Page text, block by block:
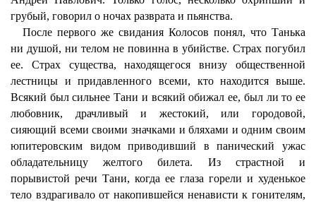
грубый, говорил о ночах разврата и пьянства.
После первого же свидания Колосов понял, что Танька
ни душой, ни телом не повинна в убийстве. Страх погубил
ее. Страх существа, находящегося внизу общественной
лестницы и придавленного всеми, кто находится выше.
Всякий был сильнее Тани и всякий обижал ее, был ли то ее
любовник, драчливый и жестокий, или городовой,
сияющий всеми своими значками и бляхами и одним своим
юпитеровским видом приводивший в панический ужас
обладательницу желтого билета. Из страстной и
порывистой речи Тани, когда ее глаза горели и худенькое
тело вздрагивало от накопившейся ненависти к гонителям,